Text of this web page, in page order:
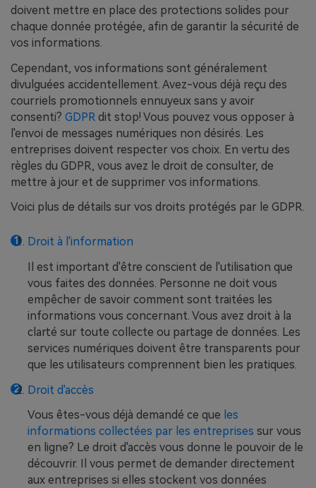
doivent mettre en place des protections solides pour
chaque donnée protégée, afin de garantir la sécurité de
vos informations.
Cependant, vos informations sont généralement
divulguées accidentellement. Avez-vous déjà reçu des
courriels promotionnels ennuyeux sans y avoir
consenti? GDPR dit stop! Vous pouvez vous opposer à
l'envoi de messages numériques non désirés. Les
entreprises doivent respecter vos choix. En vertu des
règles du GDPR, vous avez le droit de consulter, de
mettre à jour et de supprimer vos informations.
Voici plus de détails sur vos droits protégés par le GDPR.
Droit à l'information
Il est important d'être conscient de l'utilisation que
vous faites des données. Personne ne doit vous
empêcher de savoir comment sont traitées les
informations vous concernant. Vous avez droit à la
clarté sur toute collecte ou partage de données. Les
services numériques doivent être transparents pour
que les utilisateurs comprennent bien les pratiques.
Droit d'accès
Vous êtes-vous déjà demandé ce que les
informations collectées par les entreprises sur vous
en ligne? Le droit d'accès vous donne le pouvoir de le
découvrir. Il vous permet de demander directement
aux entreprises si elles stockent vos données